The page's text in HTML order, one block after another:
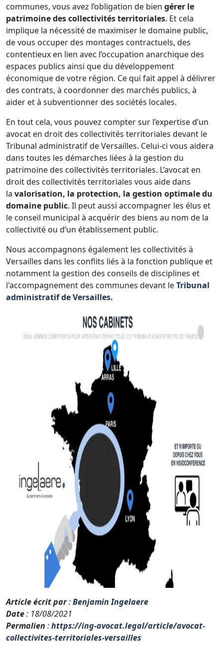
communes, vous avez l’obligation de bien gérer le
patrimoine des collectivités territoriales. Et cela
implique la nécessité de maximiser le domaine public,
de vous occuper des montages contractuels, des
contentieux en lien avec l’occupation anarchique des
espaces publics ainsi que du développement
économique de votre région. Ce qui fait appel à délivrer
des contrats, à coordonner des marchés publics, à
aider et à subventionner des sociétés locales.
En tout cela, vous pouvez compter sur l’expertise d’un
avocat en droit des collectivités territoriales devant le
Tribunal administratif de Versailles. Celui-ci vous aidera
dans toutes les démarches liées à la gestion du
patrimoine des collectivités territoriales. L’avocat en
droit des collectivités territoriales vous aide dans
la valorisation, la protection, la gestion optimale du
domaine public. Il peut aussi accompagner les élus et
le conseil municipal à acquérir des biens au nom de la
collectivité ou d’un établissement public.
Nous accompagnons également les collectivités à
Versailles dans les conflits liés à la fonction publique et
notamment la gestion des conseils de disciplines et
l'accompagnement des communes devant leTribunal
administratif de Versailles.
Article écrit par:Benjamin Ingelaere
Date: 18/08/2021
Permalien :https://ing-avocat.legal/article/avocat-
collectivites-territoriales-versailles